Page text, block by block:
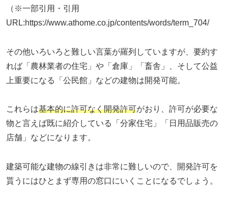
（※一部引用・引用
URL:https://www.athome.co.jp/contents/words/term_704/
その他いろいろと難しい言葉が羅列していますが、要約す
れば「農林業者の住宅」や「倉庫」「畜舎」、そして公益
上重要になる「公民館」などの建物は開発可能。
これらは基本的に許可なく開発許可がおり、許可が必要な
物と言えば既に紹介している「分家住宅」「日用品販売の
店舗」などになります。
建築可能な建物の線引きは非常に難しいので、開発許可を
貰うにはひとまず専用の窓口にいくことになるでしょう。